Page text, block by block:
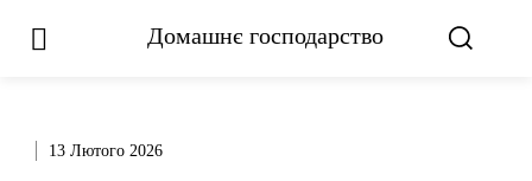
Домашнє господарство
13 Лютого 2026